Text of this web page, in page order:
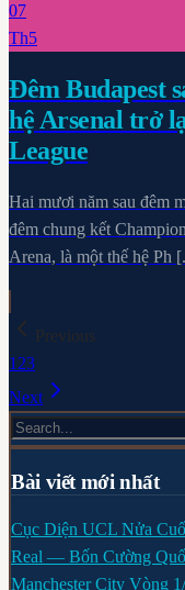
07
Th5
Đêm Budapest
hệ Arsenal trở
League
Hai mươi năm sau đêm
đêm chung kết
Arena, là một thế hệ Ph
Previous
1 23
Next
Bài viết mới nhất
Cục Diện UCL Nửa
Real — Bốn Cường
Manchester City Vòng